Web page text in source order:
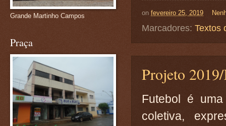
on fevereiro 25, 2019
Marcadores: Textos
Projeto
Futebol é
coletiva,
Grande Martinho Campos
Praça